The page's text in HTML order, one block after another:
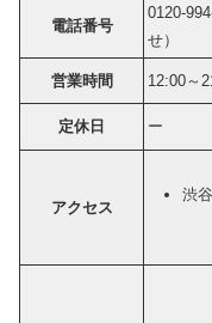
電話番号
0120-
せ）
営業時間 12:00～
定休日 ー
アクセス
渋